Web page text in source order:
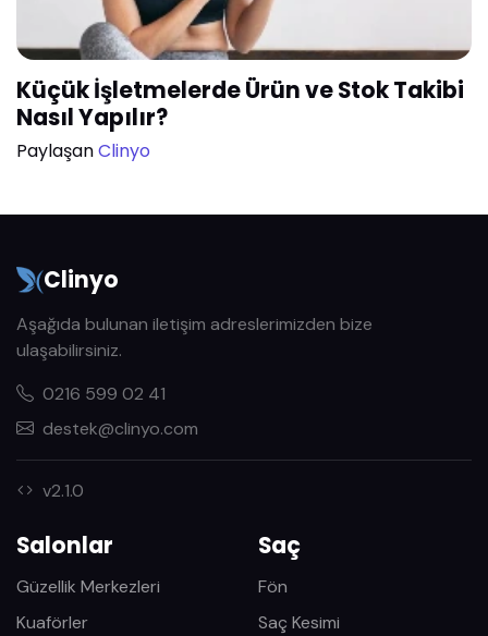
Küçük İşletmelerde Ürün ve Stok Takibi
Nasıl Yapılır?
PaylaşanClinyo
Clinyo
Aşağıda bulunan iletişim adreslerimizden bize
ulaşabilirsiniz.
0216 599 02 41
destek@clinyo.com
v2.1.0
Salonlar
Güzellik Merkezleri
Kuaförler
Saç
Fön
Saç Kesimi